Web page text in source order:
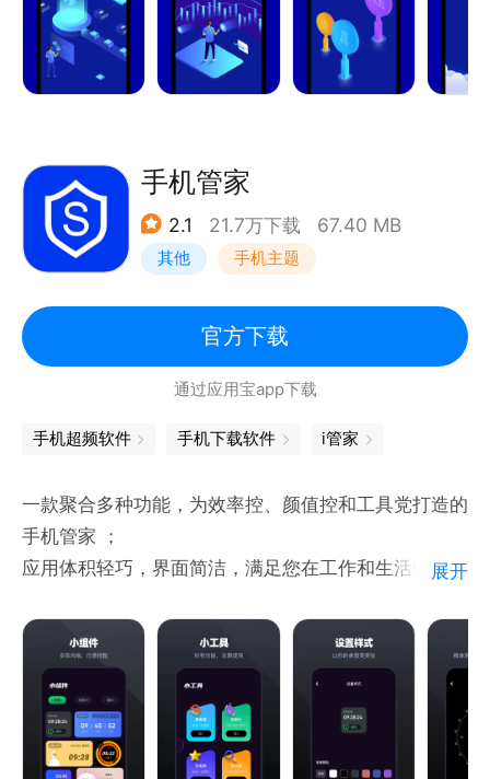
【硬件配置】一眼看懂40余项手机配置，帮您真正了
解自己的手机
【体验评测】专业评测，手机流畅度一眼便知
手机管家
2.1 21.7万下载 67.40 MB
其他 手机主题
官方下载
通过应用宝app下载
手机超频软件 手机下载软件 i管家
一款聚合多种功能，为效率控、颜值控和工具党打造的
手机管家 ；
应用体积轻巧，界面简洁，满足您在工作和生活中的需
操作简单，便捷实用的小工具提升你的生活质量；
智能小组件便捷美化手机，让您的手机更加有魅力；
展开